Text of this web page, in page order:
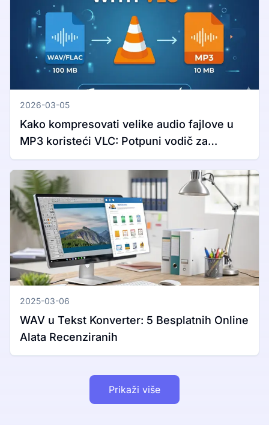
2026-03-05
Kako kompresovati velike audio fajlove u
MP3 koristeći VLC: Potpuni vodič za
Windows i Mac
2025-03-06
WAV u Tekst Konverter: 5 Besplatnih Online
Alata Recenziranih
Prikaži više